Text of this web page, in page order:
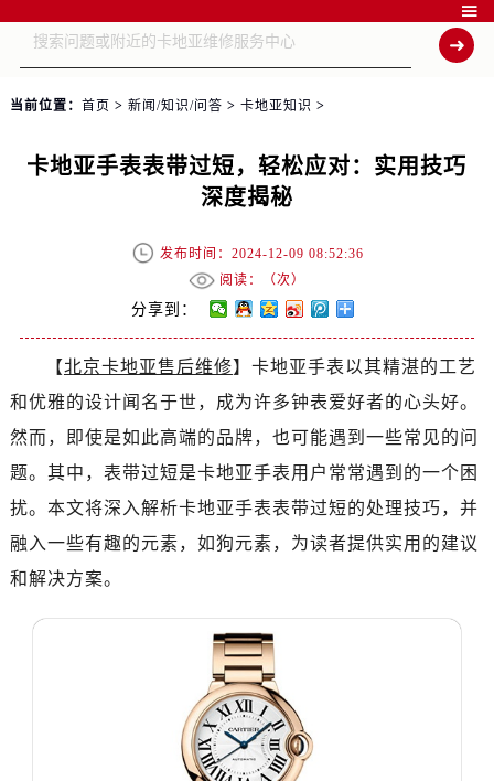

当前位置： 首页 > 新闻/知识/问答 > 卡地亚知识 >
卡地亚手表表带过短，轻松应对：实用技巧
深度揭秘
发布时间：2024-12-09 08:52:36
阅读：（次）
分享到：
【北京卡地亚售后维修】卡地亚手表以其精湛的工艺
和优雅的设计闻名于世，成为许多钟表爱好者的心头好。
然而，即使是如此高端的品牌，也可能遇到一些常见的问
题。其中，表带过短是卡地亚手表用户常常遇到的一个困
扰。本文将深入解析卡地亚手表表带过短的处理技巧，并
融入一些有趣的元素，如狗元素，为读者提供实用的建议
和解决方案。